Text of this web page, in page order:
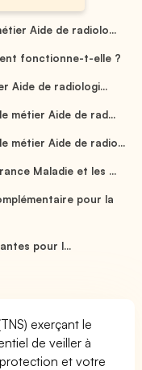
Aide de radiolo...
fonctionne-t-elle ?
Aide de radiologi...
métier Aide de rad...
métier Aide de radio...
Maladie et les ...
pour la
pour l...
exerçant le
de veiller à
et votre